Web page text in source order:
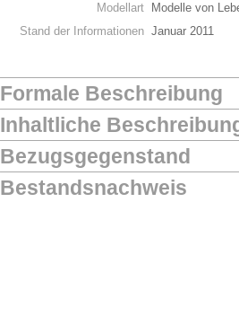
Modellart
Modelle von
Stand der Informationen Januar 2011
Formale Beschreibung
Inhaltliche
Bezugsgegenstand
Bestandsnachweis